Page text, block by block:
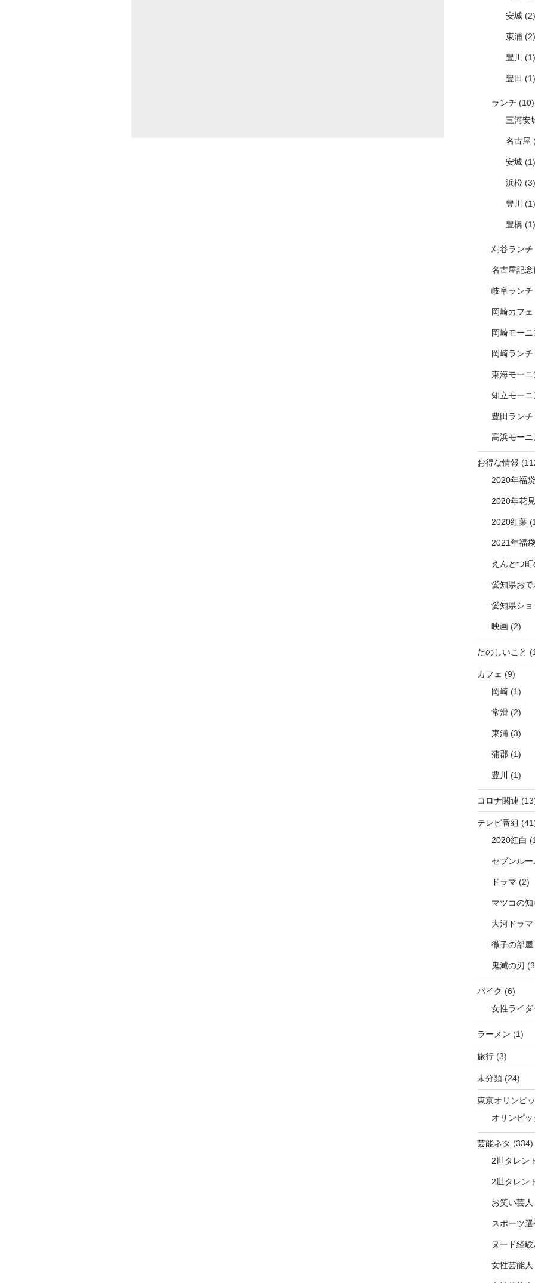
安城(2)
東浦 (2)
豊川 (1)
豊田 (1)
ランチ (10)
三河安
名古屋
安城(1)
浜松(3)
豊川 (1)
豊橋(1)
刈谷ランチ
名古屋記
岐阜ランチ
岡崎カフェ
岡崎モー
岡崎ランチ
東海モーニ
知立モーニ
豊田ランチ
高浜モーニ
お得な情報
2020年福袋
2020年花見
2020紅葉
2021年福袋
えんとつ
愛知県おで
愛知県シ
映画(2)
たのしいこと
カフェ (9)
岡崎(1)
常滑(2)
東浦 (3)
蒲郡(1)
豊川 (1)
コロナ関連
テレビ番組
2020紅白
セブンルー
ドラマ (2)
マツコの
大河ドラマ
徹子の部屋
鬼滅の刃
バイク (6)
女性ライダ
ラーメン (1)
旅行(3)
未分類(24)
東京オリンピ
オリンピ
芸能ネタ (334)
2世タレン
2世タレン
お笑い芸人
スポーツ選
ヌード経
女性芸能人